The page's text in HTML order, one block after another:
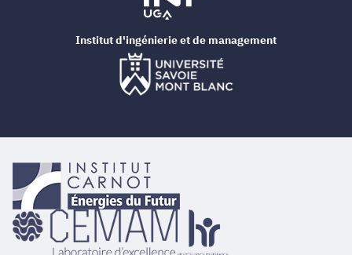
Institut d'ingénierie et de management